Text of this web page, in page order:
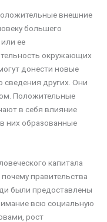
внешние
большего
ее
окружающих
донести новые
других. Они
Положительные
в себя влияние
них образованные
капитала
правительства
были предоставлены
всю социальную
рост